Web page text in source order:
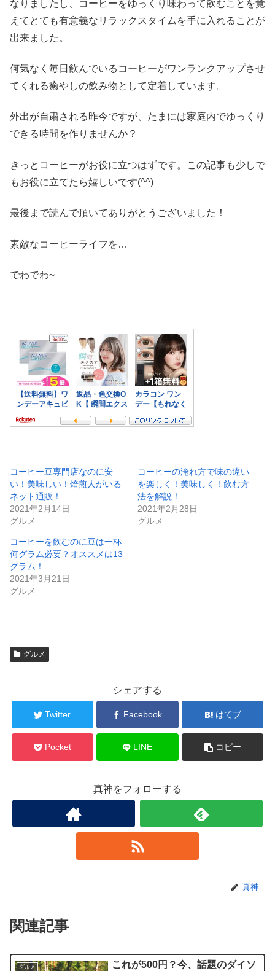
なりましたし、コーヒーをゆっくり味わって飲むことを覚
えてとても有意義なリラックスタイムを手に入れることが
出来ました。
何気なく毎日飲んでいるコーヒーがワンランクアップさせ
てくれる癒やしの飲み物として定着しています。
外出が自粛される昨今ですが、たまには家庭内でゆっくり
できる時間を作りませんか？
きっとコーヒーがお役に立つはずです。この記事も少しで
もお役に立てたら嬉しいです(^^)
最後まで読んで頂いてありがとうございました！
素敵なコーヒーライフを…
でわでわ~
コーヒー豆専門店なのに安
い！美味しい！焙煎人がいる
ネット通販！
2021年2月14日
グルメ
コーヒーの淹れ方で味の違い
を楽しく！美味しく！飲む方
法を解説！
2021年2月28日
グルメ
コーヒーを飲むのに豆は一杯
何グラム必要？オススメは13
グラム！
2021年3月21日
グルメ
グルメ
シェアする
Twitter Facebook はてブ
Pocket LINE コピー
真神をフォローする
真神
関連記事
グルメ
これが500円？今、話題のダイソ